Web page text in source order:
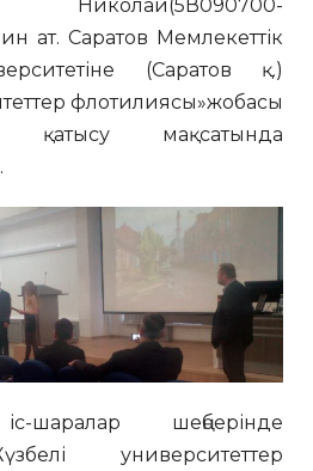
Николай(5В090700-
ат. Саратов Мемлекеттік
(Саратов қ.)
флотилиясы»жобасы
қатысу мақсатында
шаралар шеңберінде
университеттер